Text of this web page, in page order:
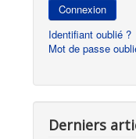
Connexion
Identifiant oublié ?
Mot de passe
Derniers